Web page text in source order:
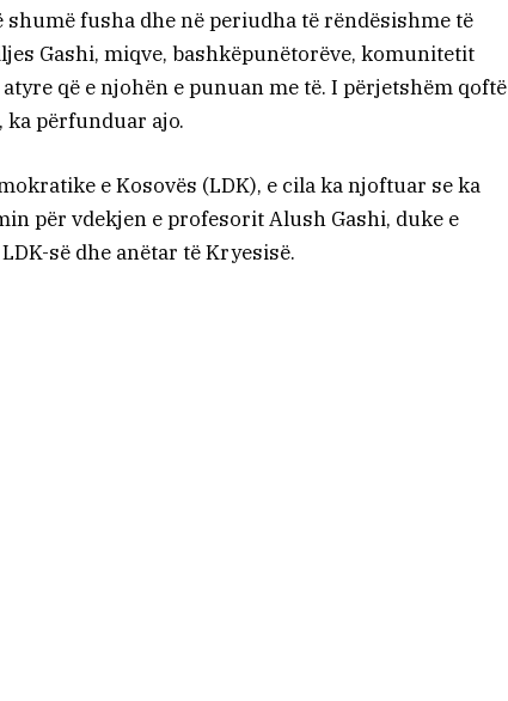
shumë fusha dhe në periudha të rëndësishme të
Gashi, miqve, bashkëpunëtorëve, komunitetit
që e njohën e punuan me të. I përjetshëm qoftë
ka përfunduar ajo.
e Kosovës (LDK), e cila ka njoftuar se ka
për vdekjen e profesorit Alush Gashi, duke e
së dhe anëtar të Kryesisë.